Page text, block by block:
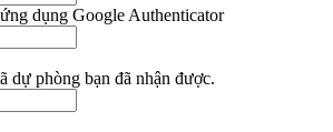
dụng Google Authenticator
dự phòng bạn đã nhận được.